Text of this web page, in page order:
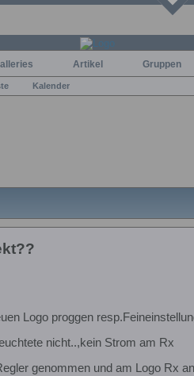
Artikel Gruppen
Kalender
Logo proggen
nicht..,kein Strom am Rx
genommen und am Logo Rx